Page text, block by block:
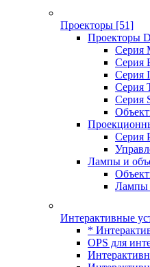
Проекторы [51]
Проекторы
Серия
Серия
Серия
Серия
Серия
Серия
Лампы и
Лампы
Интерактивные
*
OPS для